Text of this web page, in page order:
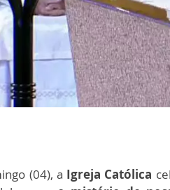
(04), a Igreja Católica